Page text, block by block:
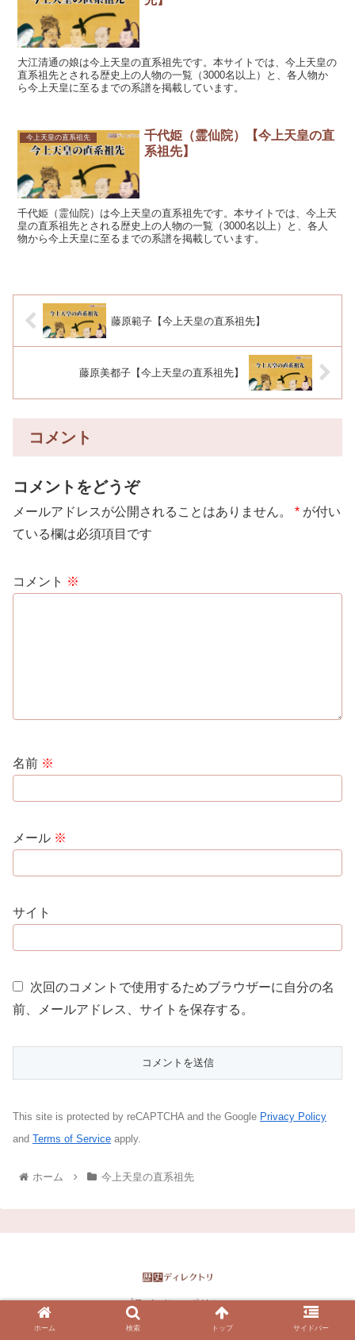
大江清通の娘は今上天皇の直系祖先です。本サイトでは、今上天皇の
直系祖先とされる歴史上の人物の一覧（3000名以上）と、各人物か
ら今上天皇に至るまでの系譜を掲載しています。
今上天皇の直系祖先
千代姫（霊仙院）【今上天皇の直
系祖先】
千代姫（霊仙院）は今上天皇の直系祖先です。本サイトでは、今上天
皇の直系祖先とされる歴史上の人物の一覧（3000名以上）と、各人
物から今上天皇に至るまでの系譜を掲載しています。
藤原範子【今上天皇の直系祖先】
藤原美都子【今上天皇の直系祖先】
コメント
コメントをどうぞ
メールアドレスが公開されることはありません。 * が付い
ている欄は必須項目です
コメント ※
名前 ※
メール ※
サイト
次回のコメントで使用するためブラウザーに自分の名
前、メールアドレス、サイトを保存する。
This site is protected by reCAPTCHA and the Google Privacy Policy
and Terms of Service apply.
ホーム 今上天皇の直系祖先
プライバシーポリシー
Copyright © 2016-2026 歴史ディレクトリ All Rights Reserved.
ホーム 検索 トップ サイドバー